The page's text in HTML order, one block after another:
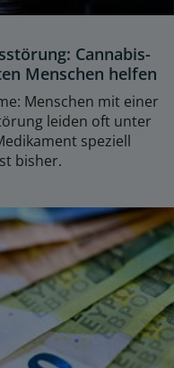
Cannabis-
Menschen helfen
Menschen mit einer
leiden oft unter
speziell
bisher.